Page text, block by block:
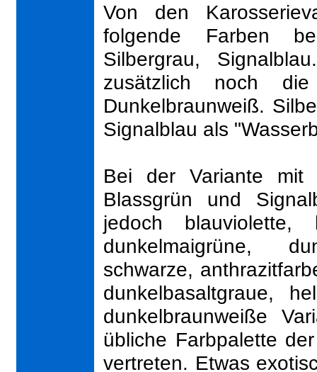
Von den
folgende Farben
Silbergrau,
zusätzlich noch
Dunkelbraunweiß.
Signalblau als
Bei der Variante mit
Blassgrün und
jedoch blauviolette,
dunkelmaigrüne,
schwarze,
dunkelbasaltgraue,
dunkelbraunweiße
übliche Farbpalette
vertreten. Etwas